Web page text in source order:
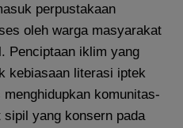
perpustakaan
oleh warga masyarakat
Penciptaan iklim yang
kebiasaan literasi iptek
komunitas-
yang konsern pada